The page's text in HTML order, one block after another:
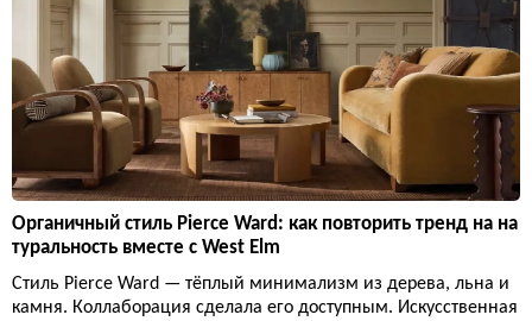
Органичный стиль Pierce Ward: как повторить тренд на на
туральность вместе с West Elm
Стиль Pierce Ward — тёплый минимализм из дерева, льна и
камня. Коллаборация сделала его доступным. Искусственная